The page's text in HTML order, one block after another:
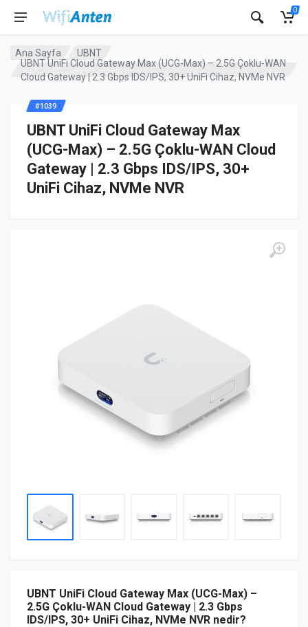
0
Ana Sayfa
UBNT
UBNT UniFi Cloud Gateway Max (UCG-Max) – 2.5G Çoklu-WAN
Cloud Gateway | 2.3 Gbps IDS/IPS, 30+ UniFi Cihaz, NVMe NVR
UBNT UniFi Cloud Gateway Max
(UCG-Max) – 2.5G Çoklu-WAN Cloud
Gateway | 2.3 Gbps IDS/IPS, 30+
UniFi Cihaz, NVMe NVR
UBNT UniFi Cloud Gateway Max (UCG-Max) –
2.5G Çoklu-WAN Cloud Gateway | 2.3 Gbps
IDS/IPS, 30+ UniFi Cihaz, NVMe NVR nedir?
#1039